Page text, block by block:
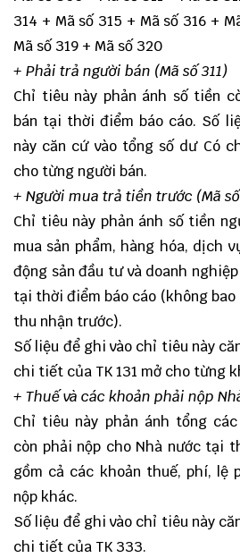
314 + Mã số 315 + Mã số 316 +
Mã số 319 + Mã số 320
+ Phải trả người bán (Mã số 311)
Chỉ tiêu này phản ánh số tiền
bán tại thời điểm báo cáo. Số
này căn cứ vào tổng số dư Có
cho từng người bán.
+ Người mua trả tiền trước (Mã
Chỉ tiêu này phản ánh số tiền
mua sản phẩm, hàng hóa, dịch
động sản đầu tư và doanh
tại thời điểm báo cáo (không bao
thu nhận trước).
Số liệu để ghi vào chỉ tiêu này
chi tiết của TK 131 mở cho từng
+ Thuế và các khoản phải nộp
Chỉ tiêu này phản ánh tổng
còn phải nộp cho Nhà nước tại
gồm cả các khoản thuế, phí, lệ
nộp khác.
Số liệu để ghi vào chỉ tiêu này
chi tiết của TK 333.